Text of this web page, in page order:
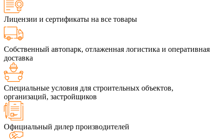
Лицензии и сертификаты на все товары
Собственный автопарк, отлаженная логистика и оперативная
доставка
Специальные условия для строительных объектов,
организаций, застройщиков
Официальный дилер производителей